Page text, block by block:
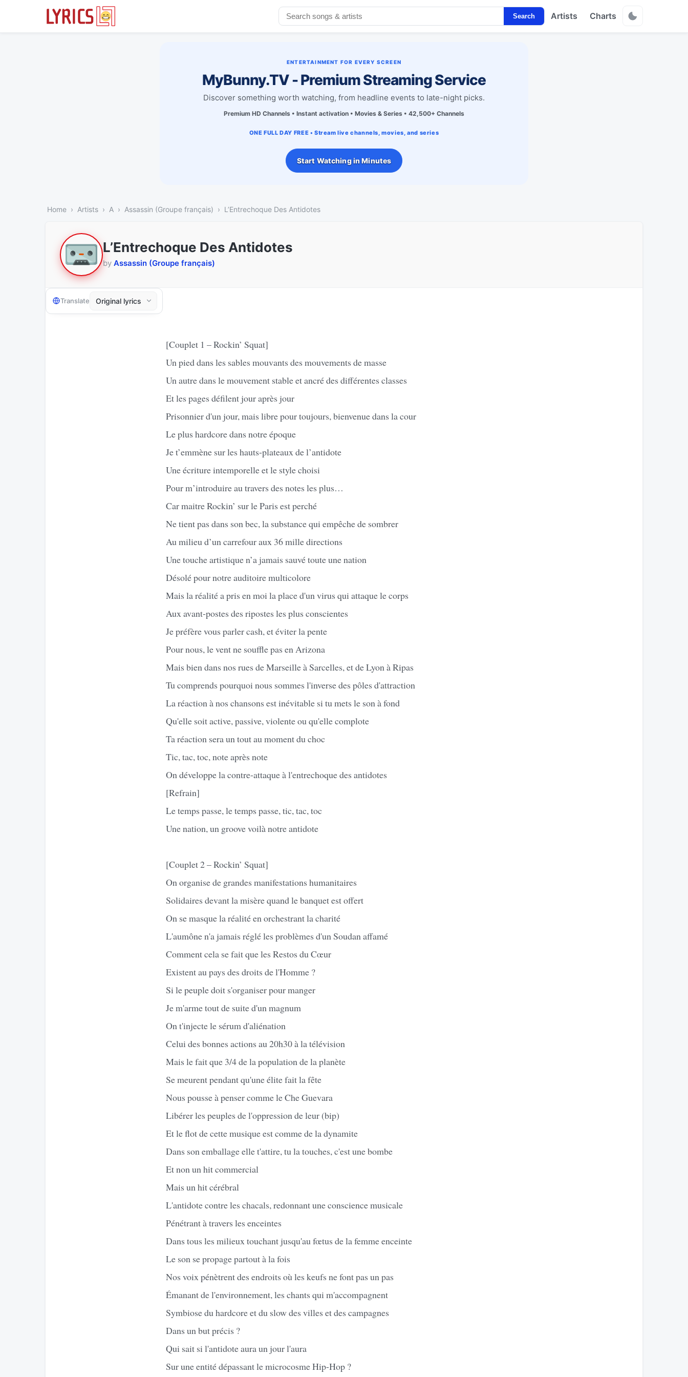
Search Artists Charts
ENTERTAINMENT FOR EVERY SCREEN
MyBunny.TV - Premium Streaming Service
Discover something worth watching, from headline events to late-night picks.
Premium HD Channels • Instant activation • Movies & Series • 42,500+ Channels
ONE FULL DAY FREE • Stream live channels, movies, and series
Start Watching in Minutes
Home Artists A Assassin (Groupe français) L’Entrechoque Des Antidotes
L’Entrechoque Des Antidotes
by Assassin (Groupe français)
Translate
[Couplet 1 – Rockin’ Squat]
Un pied dans les sables mouvants des mouvements de masse
Un autre dans le mouvement stable et ancré des différentes classes
Et les pages défilent jour après jour
Prisonnier d'un jour, mais libre pour toujours, bienvenue dans la cour
Le plus hardcore dans notre époque
Je t’emmène sur les hauts-plateaux de l’antidote
Une écriture intemporelle et le style choisi
Pour m’introduire au travers des notes les plus…
Car maitre Rockin’ sur le Paris est perché
Ne tient pas dans son bec, la substance qui empêche de sombrer
Au milieu d’un carrefour aux 36 mille directions
Une touche artistique n’a jamais sauvé toute une nation
Désolé pour notre auditoire multicolore
Mais la réalité a pris en moi la place d'un virus qui attaque le corps
Aux avant-postes des ripostes les plus conscientes
Je préfère vous parler cash, et éviter la pente
Pour nous, le vent ne souffle pas en Arizona
Mais bien dans nos rues de Marseille à Sarcelles, et de Lyon à Ripas
Tu comprends pourquoi nous sommes l'inverse des pôles d'attraction
La réaction à nos chansons est inévitable si tu mets le son à fond
Qu'elle soit active, passive, violente ou qu'elle complote
Ta réaction sera un tout au moment du choc
Tic, tac, toc, note après note
On développe la contre-attaque à l'entrechoque des antidotes
[Refrain]
Le temps passe, le temps passe, tic, tac, toc
Une nation, un groove voilà notre antidote
[Couplet 2 – Rockin’ Squat]
On organise de grandes manifestations humanitaires
Solidaires devant la misère quand le banquet est offert
On se masque la réalité en orchestrant la charité
L'aumône n'a jamais réglé les problèmes d'un Soudan affamé
Comment cela se fait que les Restos du Cœur
Existent au pays des droits de l'Homme ?
Si le peuple doit s'organiser pour manger
Je m'arme tout de suite d'un magnum
On t'injecte le sérum d'aliénation
Celui des bonnes actions au 20h30 à la télévision
Mais le fait que 3/4 de la population de la planète
Se meurent pendant qu'une élite fait la fête
Nous pousse à penser comme le Che Guevara
Libérer les peuples de l'oppression de leur (bip)
Et le flot de cette musique est comme de la dynamite
Dans son emballage elle t'attire, tu la touches, c'est une bombe
Et non un hit commercial
Mais un hit cérébral
L'antidote contre les chacals, redonnant une conscience musicale
Pénétrant à travers les enceintes
Dans tous les milieux touchant jusqu'au fœtus de la femme enceinte
Le son se propage partout à la fois
Nos voix pénètrent des endroits où les keufs ne font pas un pas
Émanant de l'environnement, les chants qui m'accompagnent
Symbiose du hardcore et du slow des villes et des campagnes
Dans un but précis ?
Qui sait si l'antidote aura un jour l'aura
Sur une entité dépassant le microcosme Hip-Hop ?